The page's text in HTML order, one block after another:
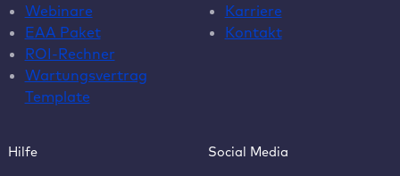
Webinare
EAA Paket
ROI-Rechner
Wartungsvertrag
Template
Karriere
Kontakt
Hilfe Social Media